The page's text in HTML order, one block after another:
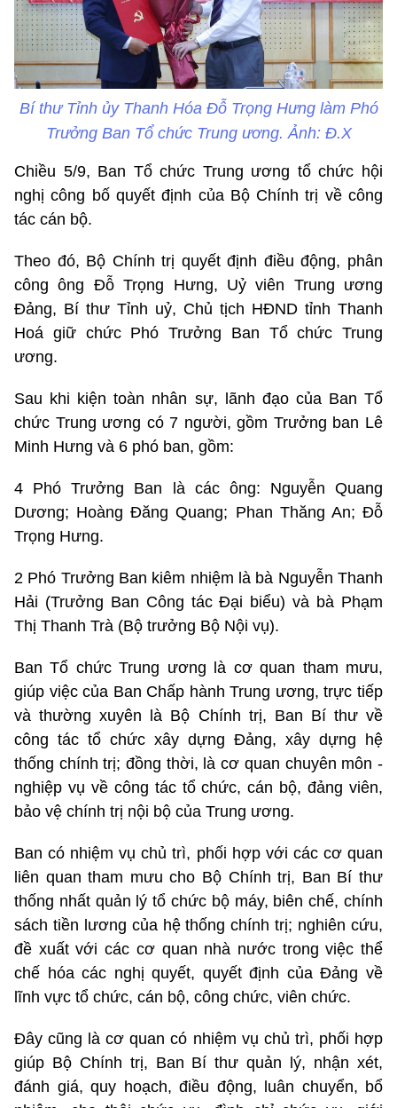
Bí thư Tỉnh ủy Thanh Hóa Đỗ Trọng Hưng làm Phó
Trưởng Ban Tổ chức Trung ương. Ảnh: Đ.X
Chiều 5/9, Ban Tổ chức Trung ương tổ chức hội
nghị công bố quyết định của Bộ Chính trị về công
tác cán bộ.
Theo đó, Bộ Chính trị quyết định điều động, phân
công ông Đỗ Trọng Hưng, Uỷ viên Trung ương
Đảng, Bí thư Tỉnh uỷ, Chủ tịch HĐND tỉnh Thanh
Hoá giữ chức Phó Trưởng Ban Tổ chức Trung
ương.
Sau khi kiện toàn nhân sự, lãnh đạo của Ban Tổ
chức Trung ương có 7 người, gồm Trưởng ban Lê
Minh Hưng và 6 phó ban, gồm:
4 Phó Trưởng Ban là các ông: Nguyễn Quang
Dương; Hoàng Đăng Quang; Phan Thăng An; Đỗ
Trọng Hưng.
2 Phó Trưởng Ban kiêm nhiệm là bà Nguyễn Thanh
Hải (Trưởng Ban Công tác Đại biểu) và bà Phạm
Thị Thanh Trà (Bộ trưởng Bộ Nội vụ).
Ban Tổ chức Trung ương là cơ quan tham mưu,
giúp việc của Ban Chấp hành Trung ương, trực tiếp
và thường xuyên là Bộ Chính trị, Ban Bí thư về
công tác tổ chức xây dựng Đảng, xây dựng hệ
thống chính trị; đồng thời, là cơ quan chuyên môn -
nghiệp vụ về công tác tổ chức, cán bộ, đảng viên,
bảo vệ chính trị nội bộ của Trung ương.
Ban có nhiệm vụ chủ trì, phối hợp với các cơ quan
liên quan tham mưu cho Bộ Chính trị, Ban Bí thư
thống nhất quản lý tổ chức bộ máy, biên chế, chính
sách tiền lương của hệ thống chính trị; nghiên cứu,
đề xuất với các cơ quan nhà nước trong việc thể
chế hóa các nghị quyết, quyết định của Đảng về
lĩnh vực tổ chức, cán bộ, công chức, viên chức.
Đây cũng là cơ quan có nhiệm vụ chủ trì, phối hợp
giúp Bộ Chính trị, Ban Bí thư quản lý, nhận xét,
đánh giá, quy hoạch, điều động, luân chuyển, bổ